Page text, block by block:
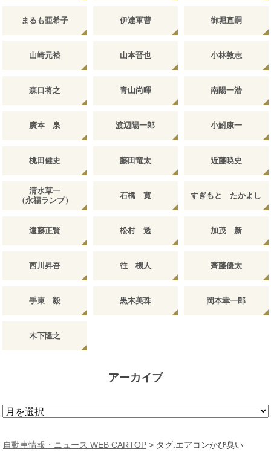
まるも亜希子 伊達軍曹 御堀直嗣
山崎元裕 山本晋也 小林敦志
森口将之 青山尚暉 南陽一浩
廣本 泉 渡辺陽一郎 小鮒康一
桃田健史 藤田竜太 近藤暁史
清水草一
（永福ランプ）
石橋 寛 すぎもと たかよし
遠藤正賢 松村 透 加茂 新
西川昇吾 往 機人 齊藤優太
手束 毅 黒木美珠 岡本幸一郎
木下隆之
アーカイブ
ア
カ
自動車情報・ニュース WEB CARTOP > タグ:エアコンかび臭い